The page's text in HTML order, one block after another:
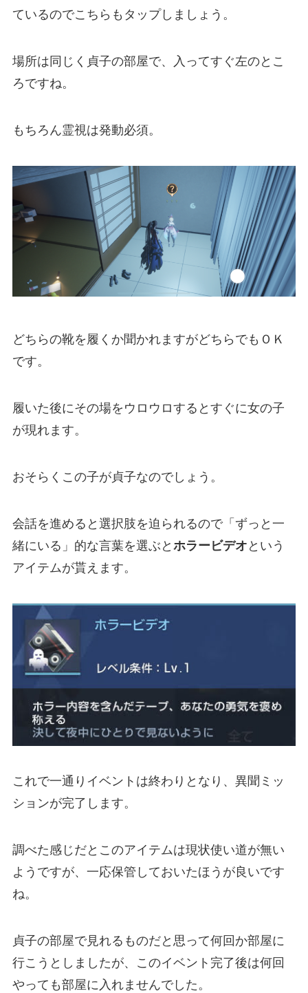
ているのでこちらもタップしましょう。
場所は同じく貞子の部屋で、入ってすぐ左のとこ
ろですね。
もちろん霊視は発動必須。
どちらの靴を履くか聞かれますがどちらでもＯＫ
です。
履いた後にその場をウロウロするとすぐに女の子
が現れます。
おそらくこの子が貞子なのでしょう。
会話を進めると選択肢を迫られるので「ずっと一
緒にいる」的な言葉を選ぶと ホラービデオ という
アイテムが貰えます。
これで一通りイベントは終わりとなり、異聞ミッ
ションが完了します。
調べた感じだとこのアイテムは現状使い道が無い
ようですが、一応保管しておいたほうが良いです
ね。
貞子の部屋で見れるものだと思って何回か部屋に
行こうとしましたが、このイベント完了後は何回
やっても部屋に入れませんでした。